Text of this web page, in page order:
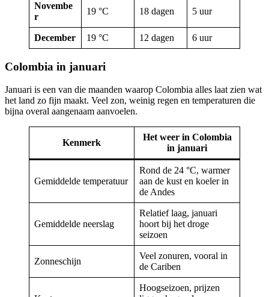
Novembe
r
19 °C 18 dagen 5 uur
December 19 °C 12 dagen 6 uur
Colombia in januari
Januari is een van die maanden waarop Colombia alles laat zien wat
het land zo fijn maakt. Veel zon, weinig regen en temperaturen die
bijna overal aangenaam aanvoelen.
Kenmerk
Het weer in Colombia
in januari
Gemiddelde temperatuur
Rond de 24 °C, warmer
aan de kust en koeler in
de Andes
Gemiddelde neerslag
Relatief laag, januari
hoort bij het droge
seizoen
Zonneschijn
Veel zonuren, vooral in
de Cariben
Hoogseizoen, prijzen